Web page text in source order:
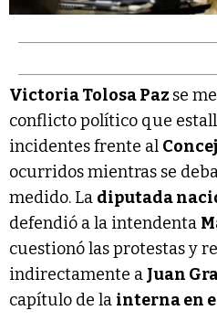
Victoria Tolosa Paz se
conflicto político que
incidentes frente al
ocurridos mientras se
medido. La diputada
defendió a la intendenta
cuestionó las protestas y
indirectamente a Juan
capítulo de la interna en